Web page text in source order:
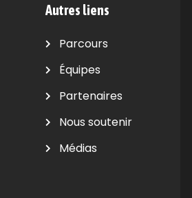
Autres liens
Parcours
Équipes
Partenaires
Nous soutenir
Médias